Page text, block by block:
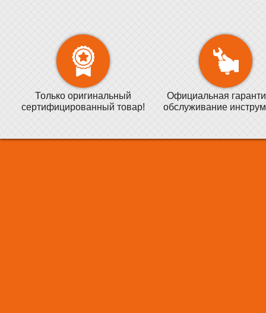
Только оригинальный
сертифицированный товар!
Официальная
обслуживание